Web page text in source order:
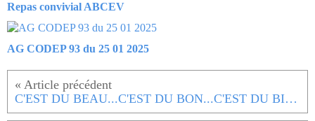
Repas convivial ABCEV
AG CODEP 93 du 25 01 2025
C'EST DU BEAU...C'EST DU BON...C'EST DU BIO !!!